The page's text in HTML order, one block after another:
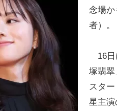
念場
者）。
16日
塚翡翠
スタ
星主演